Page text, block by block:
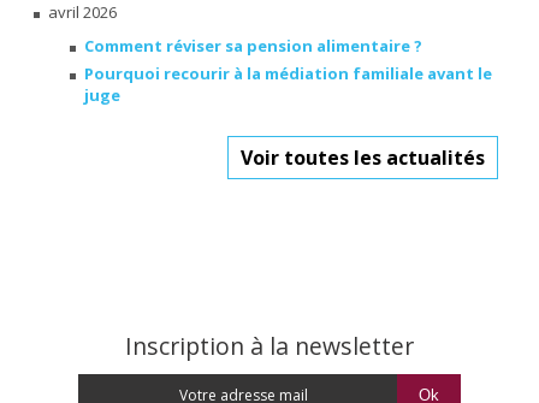
avril 2026
Comment réviser sa pension alimentaire ?
Pourquoi recourir à la médiation familiale avant le
juge
Voir toutes les actualités
Inscription à la newsletter